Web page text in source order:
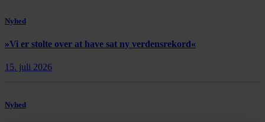
Nyhed
»Vi er stolte over at have sat ny verdensrekord«
15. juli 2026
Nyhed